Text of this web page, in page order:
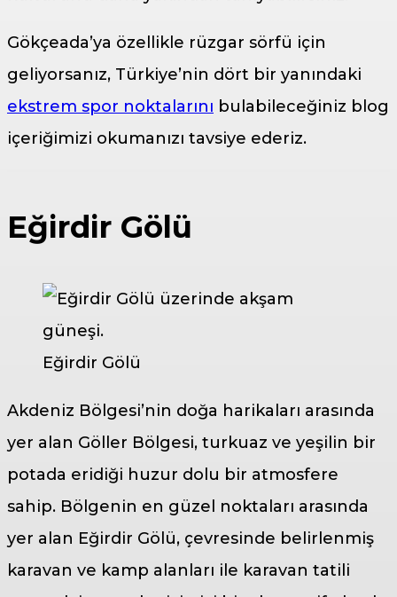
Gökçeada’ya özellikle rüzgar sörfü için
geliyorsanız, Türkiye’nin dört bir yanındaki
ekstrem spor noktalarını bulabileceğiniz blog
içeriğimizi okumanızı tavsiye ederiz.
Eğirdir Gölü
Eğirdir Gölü
Akdeniz Bölgesi’nin doğa harikaları arasında
yer alan Göller Bölgesi, turkuaz ve yeşilin bir
potada eridiği huzur dolu bir atmosfere
sahip. Bölgenin en güzel noktaları arasında
yer alan Eğirdir Gölü, çevresinde belirlenmiş
karavan ve kamp alanları ile karavan tatili